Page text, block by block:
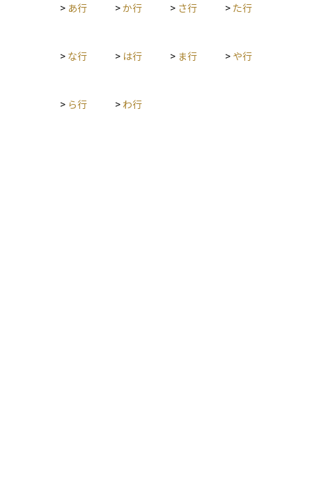
きるため、総返済額を抑えることが可能です。住宅取得におけ
択肢の一つとなっています。
> あ行 >か行 > さ行 > た行
> な行 > は行 > ま行 > や行
> ら行 > わ行